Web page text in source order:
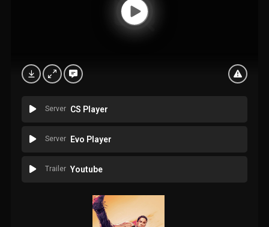
Server CS Player
Server Evo Player
Trailer Youtube